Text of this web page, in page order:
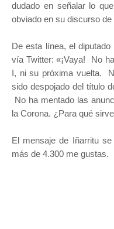
dudado en señalar lo
obviado en su discurso de
De esta línea, el
vía Twitter:«¡Vaya! No
I, ni su próxima vuelta.
sido despojado del título
No ha mentado las
la Corona. ¿Para qué
El mensaje de Iñarritu
más de 4.300 me gustas.